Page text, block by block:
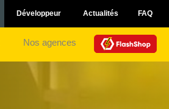
Nos agences
Développeur Actualités FAQ